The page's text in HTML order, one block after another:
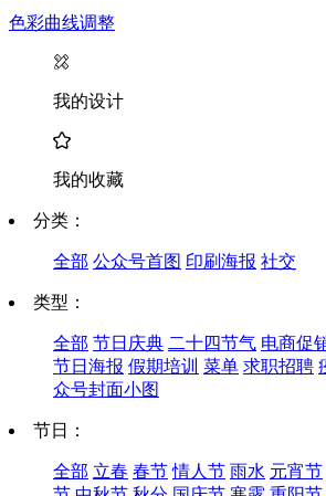
色彩曲线调整
我的设计
我的收藏
分类：
全部 公众号首图 印刷海报 社交
类型：
全部 节日庆典 二十四节气 电商促
节日海报 假期培训 菜单 求职招聘
众号封面小图
节日：
全部 立春 春节 情人节 雨水 元宵节